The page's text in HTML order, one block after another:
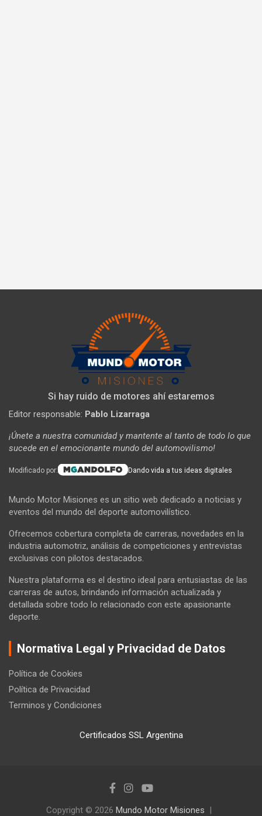
Si hay ruido de motores ahí estaremos
Editor responsable: Pablo Lizarraga
¡Únete a nuestra comunidad y mantente al tanto de todo lo que
sucede en el emocionante mundo del automovilismo!
Modificado por: Dando vida a tus ideas digitales
Mundo Motor Misiones es un sitio web dedicado a noticias y
eventos del mundo del deporte automovilístico.
Ofrecemos cobertura completa de carreras, novedades en la
industria automotriz, análisis de competiciones y entrevistas
exclusivas con pilotos destacados.
Nuestra plataforma es el destino ideal para entusiastas de las
carreras de autos, brindando información actualizada y
detallada sobre todo lo relacionado con este apasionante
deporte.
Normativa Legal y Privacidad de Datos
Política de Cookies
Política de Privacidad
Terminos y Condiciones
Certificados SSL Argentina
Copyright © 2026 Mundo Motor Misiones